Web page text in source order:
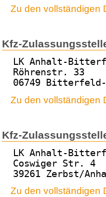
Zu den vollständigen
Kfz-
LK Anhalt-
Röhrenstr. 33
06749 Bitterfeld-
Zu den vollständigen
Kfz-
LK Anhalt-
Coswiger Str. 4
39261 Zerbst/
Zu den vollständigen